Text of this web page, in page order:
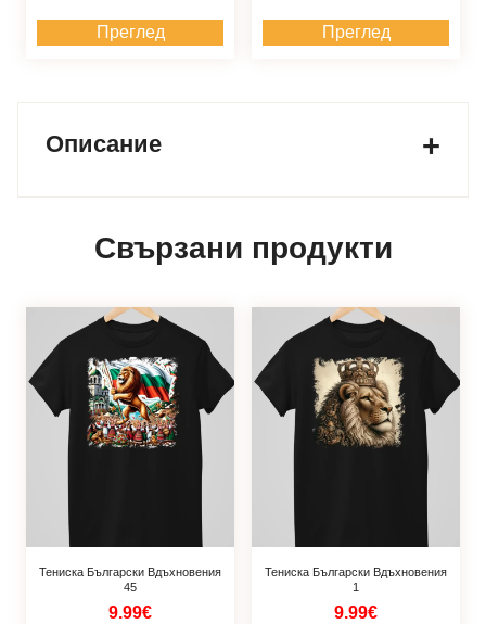
Преглед Преглед
Описание
Свързани продукти
Тениска Български Вдъхновения
45
9.99€
Тениска Български Вдъхновения
1
9.99€